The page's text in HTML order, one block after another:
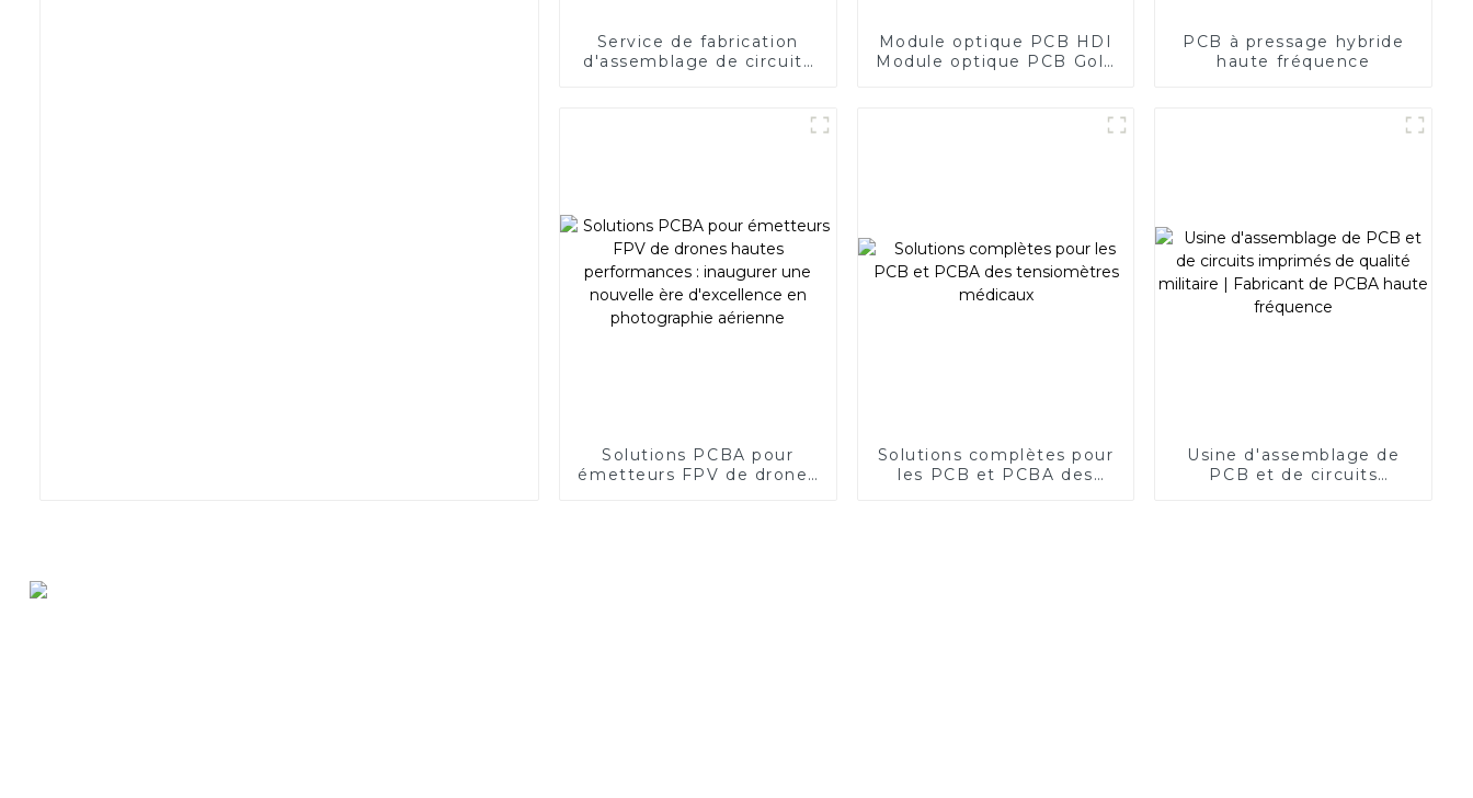
Service de fabrication
d'assemblage de circuits
Module optique PCB HDI
Module optique PCB Gold
PCB à pressage hybride
haute fréquence
Solutions PCBA pour
émetteurs FPV de drones
Solutions complètes pour
les PCB et PCBA des
Usine d'assemblage de
PCB et de circuits